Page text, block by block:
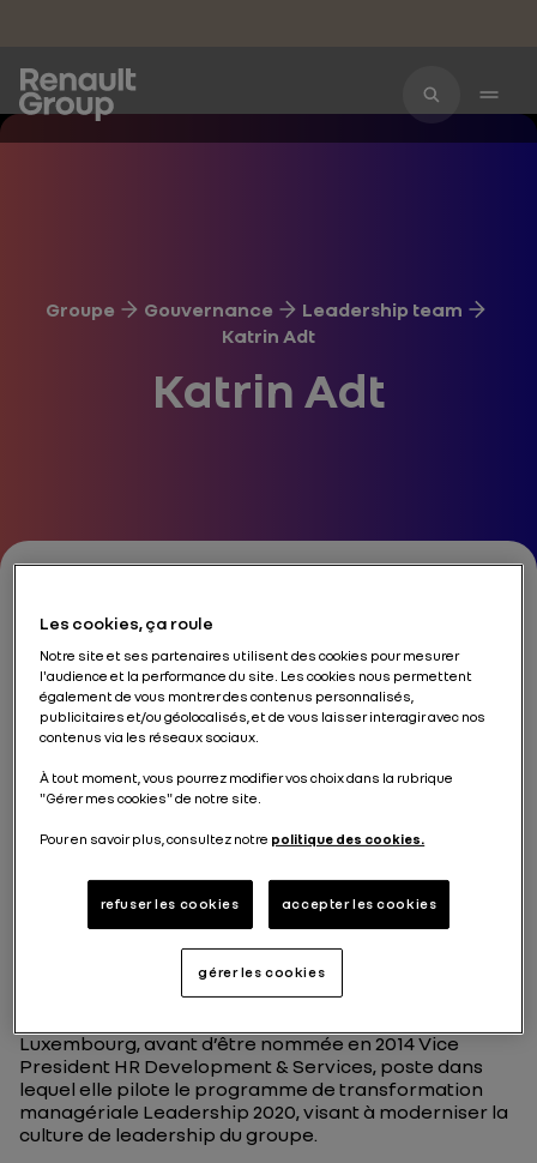
Groupe Gouvernance
Leadership team
Katrin Adt
Katrin Adt
Katrin Adt
CEO Dacia, Renault Group
Katrin Adt, avocate de formation ayant étudié à
Daimler AG en 1999, où elle occupe successivement
des fonctions stratégiques dans le développement
des réseaux de distribution, la stratégie commerciale
mondiale, les ressources humaines et la direction
Luxembourg, avant d’être nommée en 2014 Vice
President HR Development & Services, poste dans
lequel elle pilote le programme de transformation
managériale Leadership 2020, visant à moderniser la
culture de leadership du groupe.
Les cookies, ça roule
Notre site et ses partenaires utilisent des cookies pour mesurer
l'audience et la performance du site. Les cookies nous permettent
également de vous montrer des contenus personnalisés,
publicitaires et/ou géolocalisés, et de vous laisser interagir avec nos
contenus via les réseaux sociaux.
À tout moment, vous pourrez modifier vos choix dans la rubrique
"Gérer mes cookies" de notre site.
Pour en savoir plus, consultez notre politique des cookies.
refuser les cookies accepter les cookies
gérer les cookies